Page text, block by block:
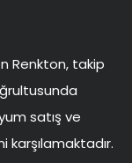
Renkton, takip
satış ve